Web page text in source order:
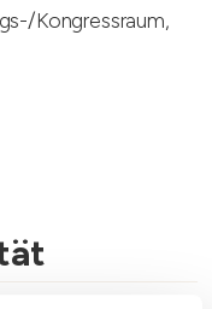
Kongressraum,